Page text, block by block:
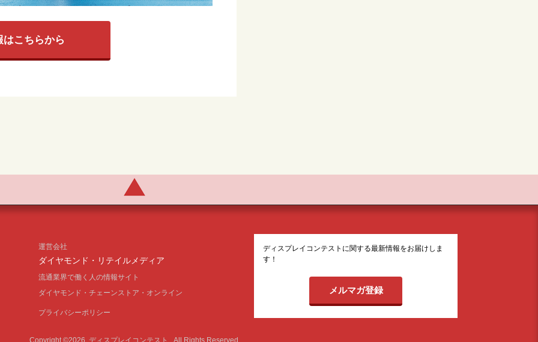
はこちらから
運営会社
ダイヤモンド・リテイルメディア
流通業界で働く人の情報サイト
ダイヤモンド・チェーンストア・オンライン
プライバシーポリシー
ディスプレイコンテストに関する最新情報をお届けしま
す！
メルマガ登録
Copyright ©2026 ディスプレイコンテスト All Rights Reserved.